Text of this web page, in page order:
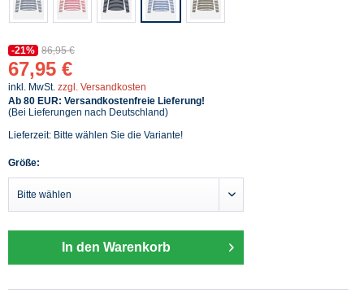
-21% 86,95 €
67,95 €
inkl. MwSt. zzgl. Versandkosten
Ab 80 EUR: Versandkostenfreie Lieferung!
(Bei Lieferungen nach Deutschland)
Lieferzeit: Bitte wählen Sie die Variante!
Größe:
In den Warenkorb